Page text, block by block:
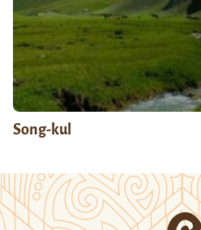
Song-kul